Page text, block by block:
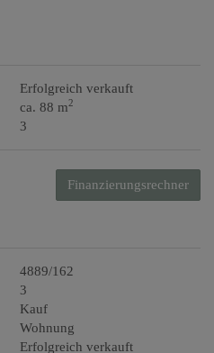
Erfolgreich verkauft
ca. 88 m2
3
Finanzierungsrechner
4889/162
3
Kauf
Wohnung
Erfolgreich verkauft